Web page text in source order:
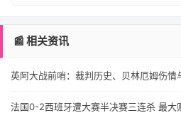
📰 相关资讯
英阿大战前哨：裁判历史、贝林厄姆伤情
法国0-2西班牙遭大赛半决赛三连杀 最大